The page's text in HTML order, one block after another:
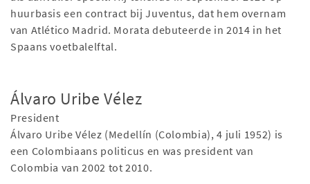
huurbasis een contract bij Juventus, dat hem overnam
van Atlético Madrid. Morata debuteerde in 2014 in het
Spaans voetbalelftal.
Álvaro Uribe Vélez
President
Álvaro Uribe Vélez (Medellín (Colombia), 4 juli 1952) is
een Colombiaans politicus en was president van
Colombia van 2002 tot 2010.